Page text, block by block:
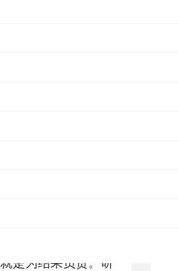
和人员的迭代都处
际收益，后期能
无论是从计算、存
是为结果负责。研